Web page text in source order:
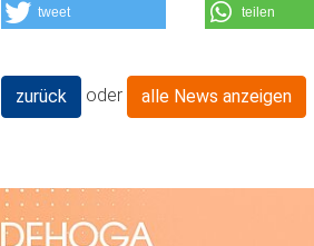
tweet teilen
zurück oder alle News anzeigen